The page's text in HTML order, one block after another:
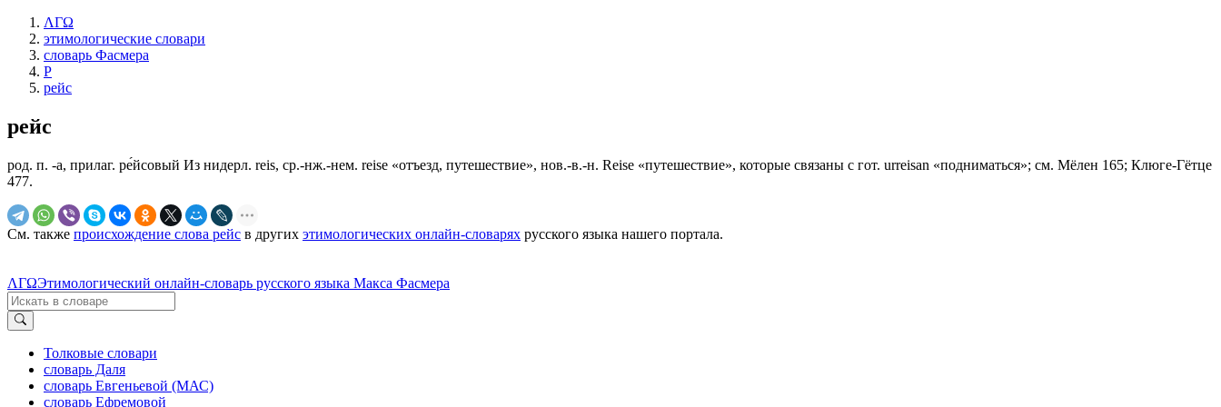
ΛΓΩ
этимологические словари
словарь Фасмера
Р
рейс
рейс
род. п. -а, прилаг. ре́йсовый Из нидерл. reis, ср.-нж.-нем. reise «отъезд, путешествие», нов.-в.-н. Reise «путешествие», которые связаны с гот. urreisan «подниматься»; см. Мёлен 165; Клюге-Гётце
477.
См. также происхождение слова рейс в других этимологических онлайн-словарях русского языка нашего портала.
ΛΓΩЭтимологический онлайн-словарь русского языка Макса Фасмера
Толковые словари
словарь Даля
словарь Евгеньевой (МАС)
словарь Ефремовой